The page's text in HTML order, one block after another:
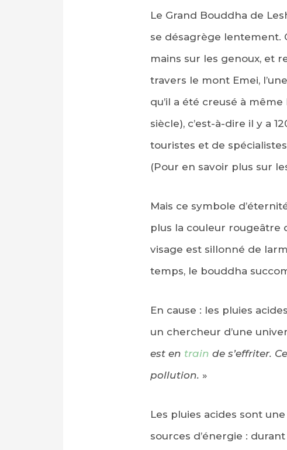
Le Grand Bouddha de
se désagrège lentement.
mains sur les genoux, et
travers le mont Emei,
qu’il a été creusé à
siècle), c’est-à-dire il y a
touristes et de
(Pour en savoir plus sur
Mais ce symbole
plus la couleur rougeâtre
visage est sillonné de
temps, le bouddha
En cause : les pluies
un chercheur d’une
est en train de s’effriter.
pollution. »
Les pluies acides sont
sources d’énergie :